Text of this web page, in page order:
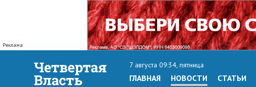
Реклама
7 августа 09:34, пятница
ГЛАВНАЯ НОВОСТИ СТАТЬИ